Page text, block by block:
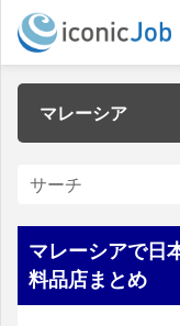
マレーシア
マレーシアで日
料品店まとめ